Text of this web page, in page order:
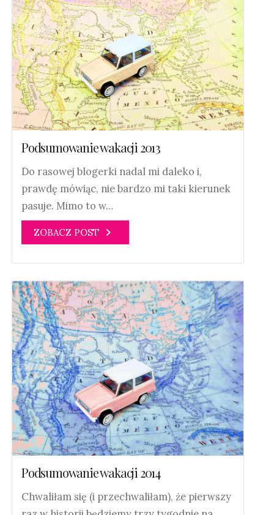
Podsumowanie wakacji 2013
Do rasowej blogerki nadal mi daleko i,
prawdę mówiąc, nie bardzo mi taki kierunek
pasuje. Mimo to w…
ZOBACZ POST
Podsumowanie wakacji 2014
Chwaliłam się (i przechwaliłam), że pierwszy